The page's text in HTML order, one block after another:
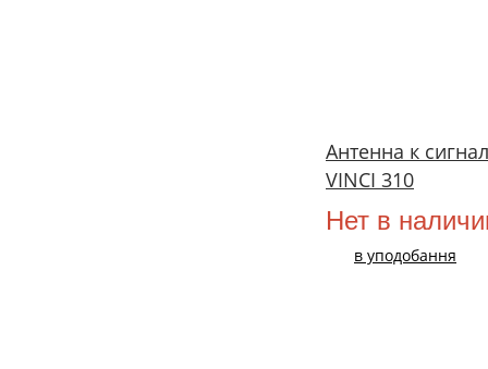
Антенна к
VINCI 310
Нет в
в уподобання